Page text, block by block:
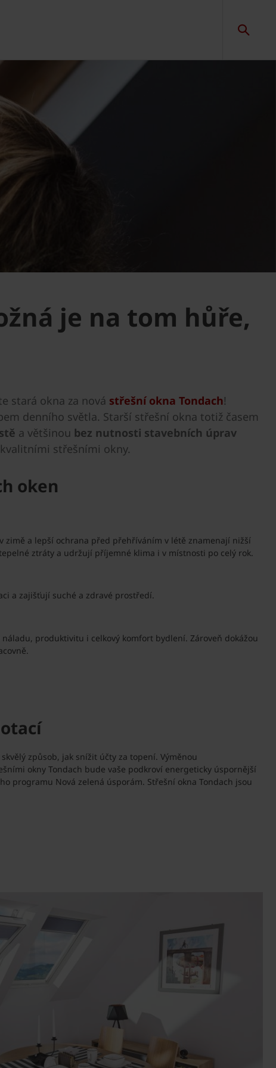
je na tom hůře,
stará okna za nová střešní okna Tondach!
denního světla. Starší střešní okna totiž časem
a většinou bez nutnosti stavebních úprav
střešními okny.
oken
a lepší ochrana před přehříváním v létě znamenají nižší
ztráty a udržují příjemné klima i v místnosti po celý rok.
a zajišťují suché a zdravé prostředí.
produktivitu i celkový komfort bydlení. Zároveň dokážou
způsob, jak snížit účty za topení. Výměnou
okny Tondach bude vaše podkroví energeticky úspornější
programu Nová zelená úsporám. Střešní okna Tondach jsou